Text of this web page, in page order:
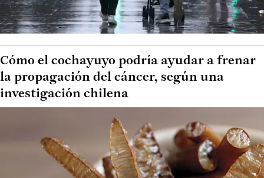
Cómo el cochayuyo podría ayudar a frenar
la propagación del cáncer, según una
investigación chilena